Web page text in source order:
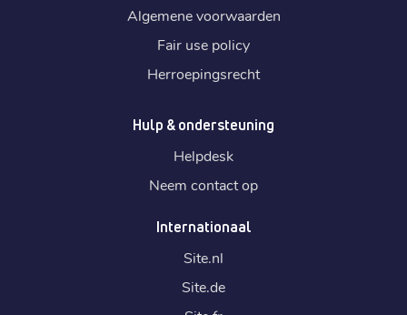
Algemene voorwaarden
Fair use policy
Herroepingsrecht
Hulp & ondersteuning
Helpdesk
Neem contact op
Internationaal
Site.nl
Site.de